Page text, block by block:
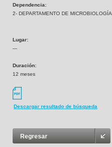
Dependencia:
2- DEPARTAMENTO DE MICROBIOLOGÍA
Lugar:
---
Duración:
12 meses
Descargar resultado de búsqueda
Regresar